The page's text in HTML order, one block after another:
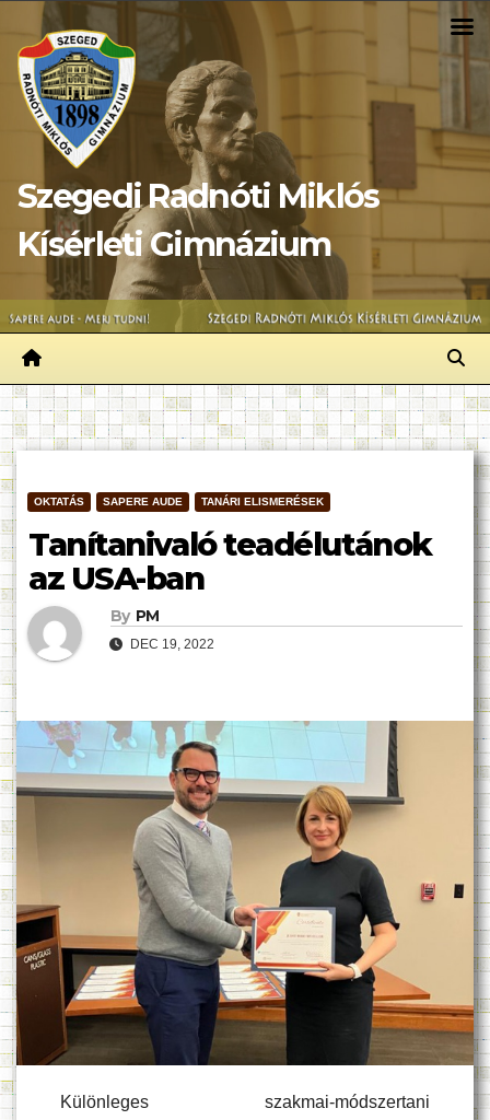
content
Szegedi Radnóti Miklós
Kísérleti Gimnázium
OKTATÁS SAPERE AUDE TANÁRI ELISMERÉSEK
Tanítanivaló teadélutánok
az USA-ban
By PM
DEC 19, 2022
Különleges szakmai-módszertani